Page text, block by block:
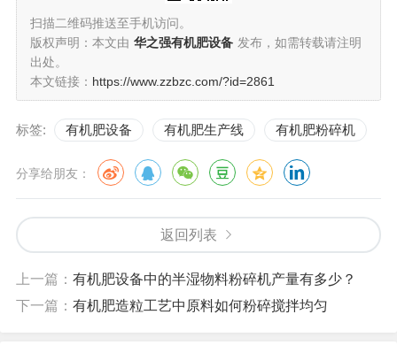
扫描二维码推送至手机访问。
版权声明：本文由 华之强有机肥设备 发布，如需转载请注明
出处。
本文链接： https://www.zzbzc.com/?id=2861
标签: 有机肥设备 有机肥生产线 有机肥粉碎机
分享给朋友：
返回列表
上一篇： 有机肥设备中的半湿物料粉碎机产量有多少？
下一篇： 有机肥造粒工艺中原料如何粉碎搅拌均匀